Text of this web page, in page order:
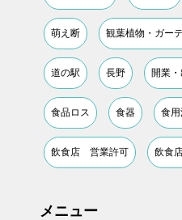
萌え断 観葉植物・ガー
道の駅 長野 開業
食品ロス 食器 食
飲食店 営業許可 飲食
メニュー